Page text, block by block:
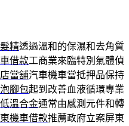
精透過溫和的保濕和去角質
借款工商業來臨特別氣體偵
當舖汽車機車當抵押品保持
泡腳包起到改善血液循環專業
溫合金通常由感測元件和轉
機車借款推薦政府立案屏東